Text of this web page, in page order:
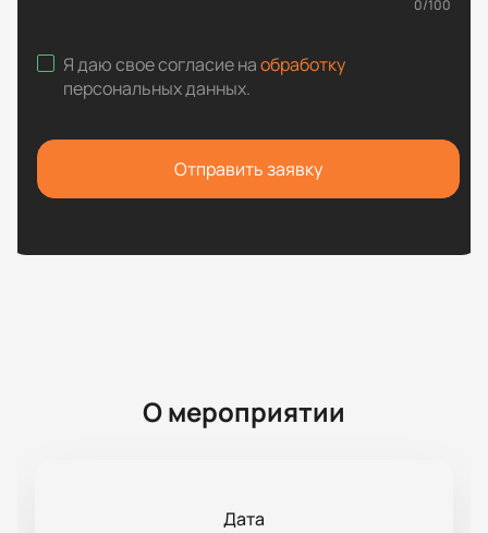
0/100
Я даю свое согласие наобработку
персональных данных.
Отправить заявку
О мероприятии
Дата